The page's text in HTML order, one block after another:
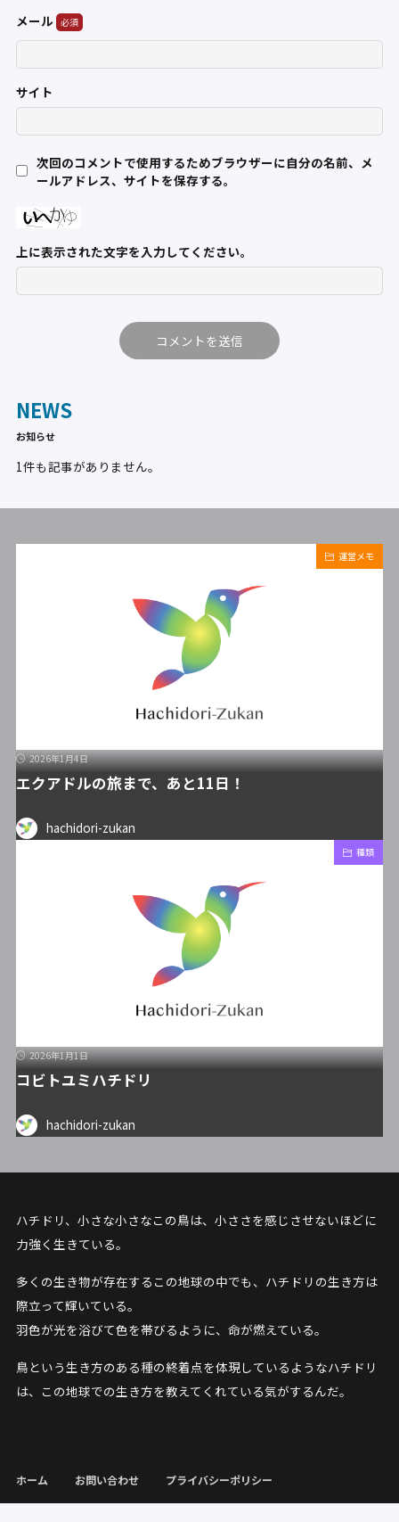
メール
サイト
次回のコメントで使用するためブラウザーに自分の名前、メ
ールアドレス、サイトを保存する。
上に表示された文字を入力してください。
NEWS
お知らせ
1件も記事がありません。
運営メモ
2026年1月4日
エクアドルの旅まで、あと11日！
hachidori-zukan
種類
2026年1月1日
コビトユミハチドリ
hachidori-zukan
ハチドリ、小さな小さなこの鳥は、小ささを感じさせないほどに
力強く生きている。
多くの生き物が存在するこの地球の中でも、ハチドリの生き方は
際立って輝いている。
羽色が光を浴びて色を帯びるように、命が燃えている。
鳥という生き方のある種の終着点を体現しているようなハチドリ
は、この地球での生き方を教えてくれている気がするんだ。
ホーム お問い合わせ プライバシーポリシー